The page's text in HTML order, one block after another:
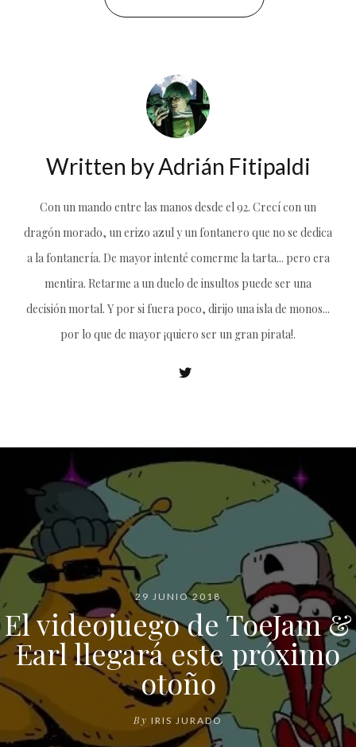
Written byAdrián Fitipaldi
Con un mando entre las manos desde el 92. Crecí con un
dragón morado, un erizo azul y un fontanero que no se dedica
a la fontanería. De mayor intenté comerme la tarta... pero era
mentira. Retarme a un duelo de insultos puede ser una
decisión mortal. Y por si fuera poco, dirijo una isla de monos...
por lo que de mayor ¡quiero ser un gran pirata!.
29 JUNIO 2018
El videojuego de ToeJam &
Earl llegará este próximo
otoño
By IRIS JURADO